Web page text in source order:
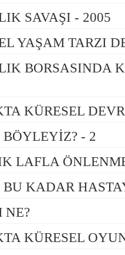
SAVAŞI - 2005
YAŞAM TARZI
BORSASINDA
KÜRESEL
BÖYLEYİZ? - 2
LAFLA
BU KADAR
NE?
KÜRESEL